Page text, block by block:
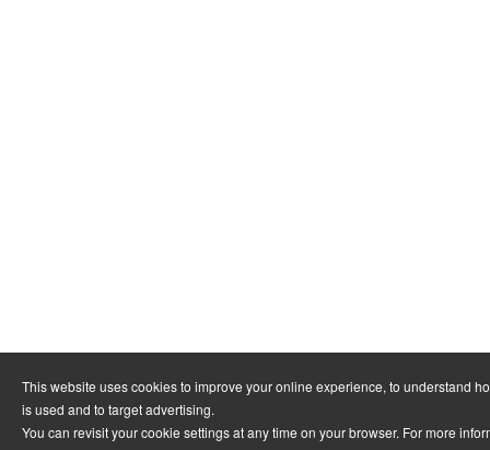
This website uses cookies to improve your online experience, to understand
is used and to target advertising.
You can revisit your cookie settings at any time on your browser. For more